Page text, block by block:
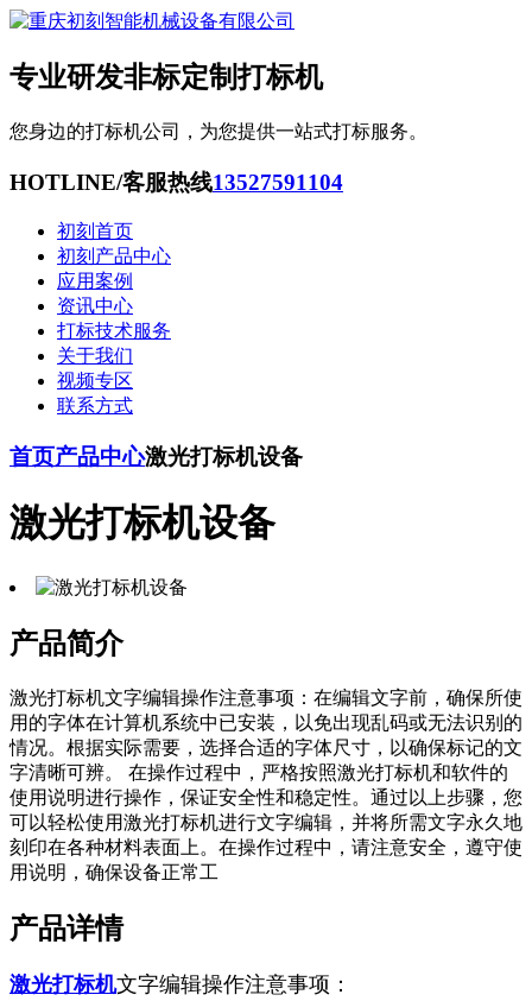
专业研发非标定制打标机
您身边的打标机公司，为您提供一站式打标服务。
HOTLINE/客服热线13527591104
初刻首页
初刻产品中心
应用案例
资讯中心
打标技术服务
关于我们
视频专区
联系方式
首页产品中心激光打标机设备
激光打标机设备
产品简介
激光打标机文字编辑操作注意事项：在编辑文字前，确保所使
用的字体在计算机系统中已安装，以免出现乱码或无法识别的
情况。根据实际需要，选择合适的字体尺寸，以确保标记的文
字清晰可辨。 在操作过程中，严格按照激光打标机和软件的
使用说明进行操作，保证安全性和稳定性。通过以上步骤，您
可以轻松使用激光打标机进行文字编辑，并将所需文字永久地
刻印在各种材料表面上。在操作过程中，请注意安全，遵守使
用说明，确保设备正常工
产品详情
激光打标机文字编辑操作注意事项：